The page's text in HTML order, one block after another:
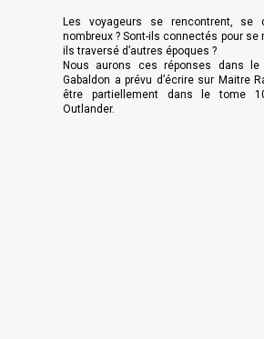
Les voyageurs se rencontrent, se
nombreux ? Sont-ils connectés pour se
ils traversé d’autres époques ?
Nous aurons ces réponses dans
Gabaldon a prévu d’écrire sur Maitre
être partiellement dans le tome
Outlander.